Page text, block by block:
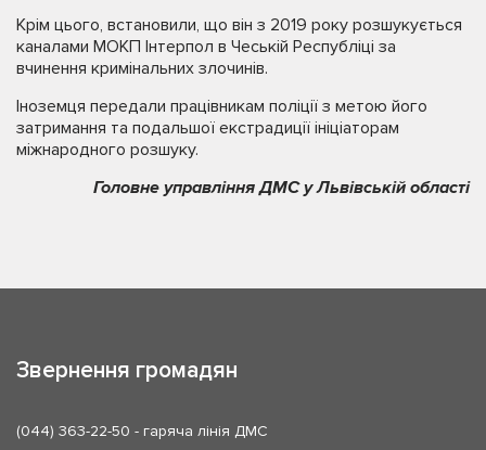
Крім цього, встановили, що він з 2019 року розшукується
каналами МОКП Інтерпол в Чеській Республіці за
вчинення кримінальних злочинів.
Іноземця передали працівникам поліції з метою його
затримання та подальшої екстрадиції ініціаторам
міжнародного розшуку.
Головне управління ДМС у Львівській області
Звернення громадян
(044) 363-22-50 - гаряча лінія ДМС